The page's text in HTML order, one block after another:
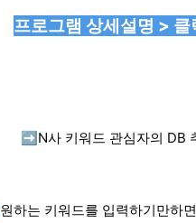
프로그램 상세설명 > 클
➡️ N사 키워드 관심자의 DB
원하는 키워드를 입력하기만하